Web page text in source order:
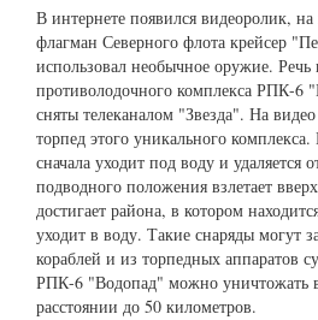
В интернете появился видеоролик,
флагман Северного флота крейсер
использовал необычное оружие. Речь
противолодочного комплекса РПК-6
сняты телеканалом "Звезда". На
торпед этого уникального
сначала уходит под воду и удаляется
подводного положения взлетает
достигает района, в котором
уходит в воду. Такие снаряды могут
кораблей и из торпедных аппаратов
РПК-6 "Водопад" можно уничтожать
расстоянии до 50 километров.